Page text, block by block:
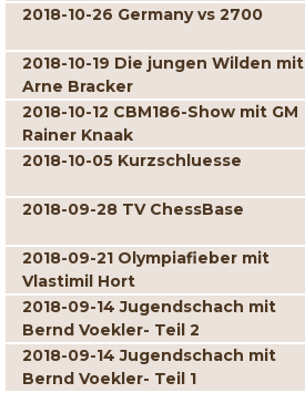
2018-10-26 Germany vs 2700
2018-10-19 Die jungen Wilden mit
Arne Bracker
2018-10-12 CBM186-Show mit GM
Rainer Knaak
2018-10-05 Kurzschluesse
2018-09-28 TV ChessBase
2018-09-21 Olympiafieber mit
Vlastimil Hort
2018-09-14 Jugendschach mit
Bernd Voekler- Teil 2
2018-09-14 Jugendschach mit
Bernd Voekler- Teil 1